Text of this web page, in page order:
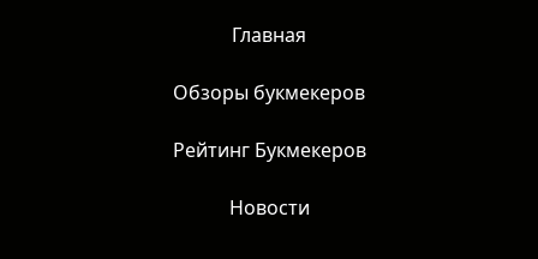
Главная
Обзоры букмекеров
Рейтинг Букмекеров
Новости